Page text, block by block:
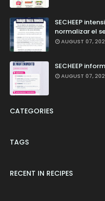
SECHEEP
normalizar el
AUGUST 07,
SECHEEP
AUGUST 07,
CATEGORIES
TAGS
RECENT IN RECIPES